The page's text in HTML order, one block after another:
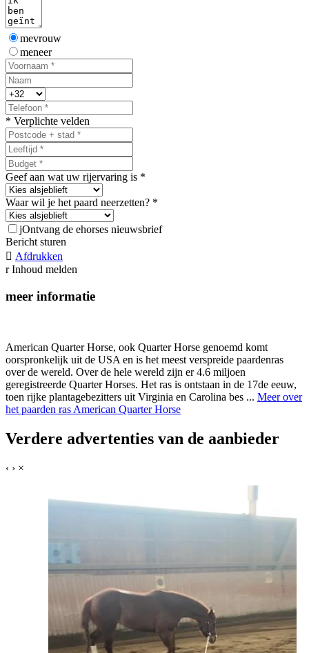
mevrouw
meneer
* Verplichte velden
Geef aan wat uw rijervaring is *
Waar wil je het paard neerzetten? *
jOntvang de ehorses nieuwsbrief
Bericht sturen
 Afdrukken
r Inhoud melden
meer informatie
American Quarter Horse, ook Quarter Horse genoemd komt
oorspronkelijk uit de USA en is het meest verspreide paardenras
over de wereld. Over de hele wereld zijn er 4.6 miljoen
geregistreerde Quarter Horses. Het ras is ontstaan in de 17de eeuw,
toen rijke plantagebezitters uit Virginia en Carolina bes ... Meer over
het paarden ras American Quarter Horse
Verdere advertenties van de aanbieder
‹ › ×